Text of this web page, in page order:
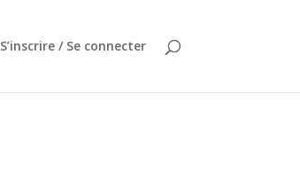
S’inscrire / Se connecter